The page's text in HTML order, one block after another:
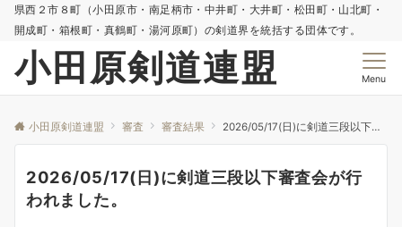
県西２市８町（小田原市・南足柄市・中井町・大井町・松田町・山北町・
開成町・箱根町・真鶴町・湯河原町）の剣道界を統括する団体です。
小田原剣道連盟 Menu
小田原剣道連盟 審査 審査結果 2026/05/17(日)に剣道三段以下審査会が行われました。
2026/05/17(日)に剣道三段以下審査会が行
われました。